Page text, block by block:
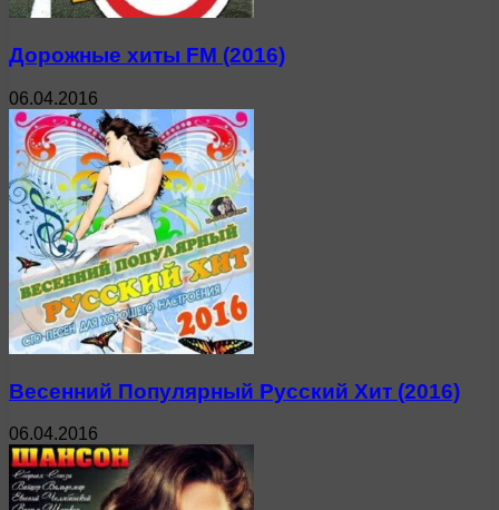
Дорожные хиты FM (2016)
06.04.2016
Весенний Популярный Русский Хит (2016)
06.04.2016